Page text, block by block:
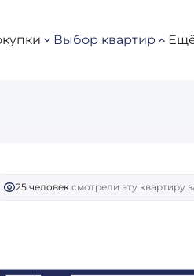
Выбор квартир
25 человек смотрели эту квартиру